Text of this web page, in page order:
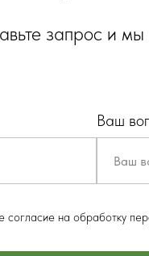
запрос и
Ваш
на обработку